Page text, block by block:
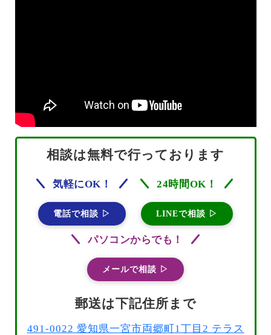
相談は無料で行っております
気軽にOK！
電話で相談 ▷
24時間OK！
LINEで相談 ▷
パソコンからでも！
メールで相談 ▷
郵送は下記住所まで
491-0022 愛知県一宮市両郷町1丁目2 テラス